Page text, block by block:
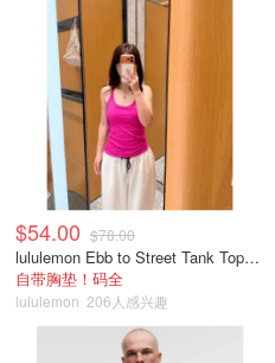
$54.00 $78.00
lululemon Ebb to Street Tank Top 女士轻支撑背心
自带胸垫！码全
lululemon 206人感兴趣